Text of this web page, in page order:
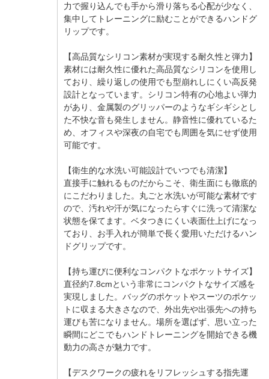
力で握り込んでも手から滑り落ちる心配が少なく、
集中してトレーニングに励むことができるハンドグ
リップです。
【高品質なシリコン素材が実現する耐久性と弾力】
素材には耐久性に優れた高品質なシリコンを使用し
ており、繰り返しの使用でも型崩れしにくい高反発
設計となっています。シリコン特有の心地よい弾力
があり、金属製のグリッパーのようなギシギシとし
た不快な音も発生しません。静音性に優れているた
め、オフィスや深夜の自宅でも周囲を気にせず使用
可能です。
【衛生的な水洗い可能設計でいつでも清潔】
直接手に触れるものだからこそ、衛生面にも徹底的
にこだわりました。丸ごと水洗いが可能な素材です
ので、汚れや汗が気になったらすぐに洗って清潔な
状態を保てます。ベタつきにくい表面仕上げになっ
ており、お手入れが簡単で長く愛用いただけるハン
ドグリップです。
【持ち運びに便利なコンパクトなポケットサイズ】
直径約7.8cmという非常にコンパクトなサイズ感を
実現しました。バッグのポケットやスーツのポケッ
トに収まる大きさなので、外出先や出張先への持ち
運びも苦になりません。場所を選ばず、思い立った
瞬間にどこでもハンドトレーニングを開始できる機
動力の高さが魅力です。
【デスクワークの疲れをリフレッシュする指先運